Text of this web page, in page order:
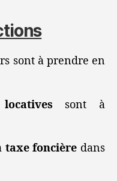
sont à prendre en
sont à
taxe foncière dans